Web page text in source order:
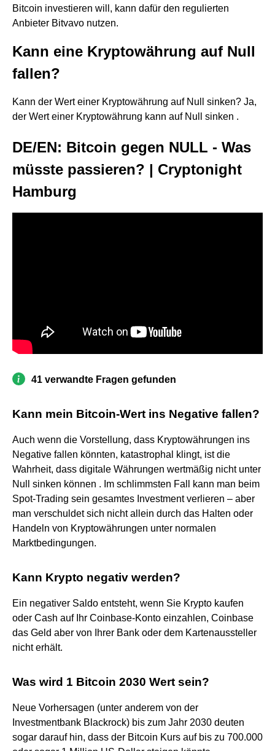
Bitcoin investieren will, kann dafür den regulierten
Anbieter Bitvavo nutzen.
Kann eine Kryptowährung auf Null
fallen?
Kann der Wert einer Kryptowährung auf Null sinken? Ja,
der Wert einer Kryptowährung kann auf Null sinken .
DE/EN: Bitcoin gegen NULL - Was
müsste passieren? | Cryptonight
Hamburg
41 verwandte Fragen gefunden
Kann mein Bitcoin-Wert ins Negative fallen?
Auch wenn die Vorstellung, dass Kryptowährungen ins
Negative fallen könnten, katastrophal klingt, ist die
Wahrheit, dass digitale Währungen wertmäßig nicht unter
Null sinken können . Im schlimmsten Fall kann man beim
Spot-Trading sein gesamtes Investment verlieren – aber
man verschuldet sich nicht allein durch das Halten oder
Handeln von Kryptowährungen unter normalen
Marktbedingungen.
Kann Krypto negativ werden?
Ein negativer Saldo entsteht, wenn Sie Krypto kaufen
oder Cash auf Ihr Coinbase-Konto einzahlen, Coinbase
das Geld aber von Ihrer Bank oder dem Kartenaussteller
nicht erhält.
Was wird 1 Bitcoin 2030 Wert sein?
Neue Vorhersagen (unter anderem von der
Investmentbank Blackrock) bis zum Jahr 2030 deuten
sogar darauf hin, dass der Bitcoin Kurs auf bis zu 700.000